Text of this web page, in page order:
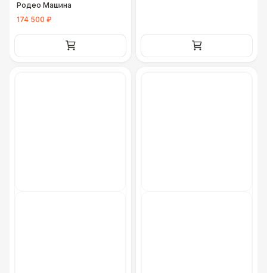
Родео Машина
174 500 ₽